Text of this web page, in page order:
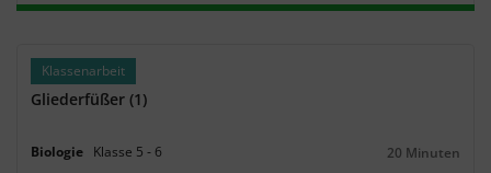
Klassenarbeit
Gliederfüßer (1)
Biologie Klasse 5 ‐ 6
Dauer:
20 Minuten